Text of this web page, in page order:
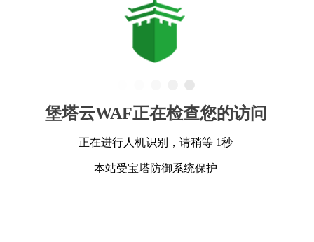
堡塔云WAF正在检查您的访问
正在进行人机识别，请稍等 1秒
本站受宝塔防御系统保护